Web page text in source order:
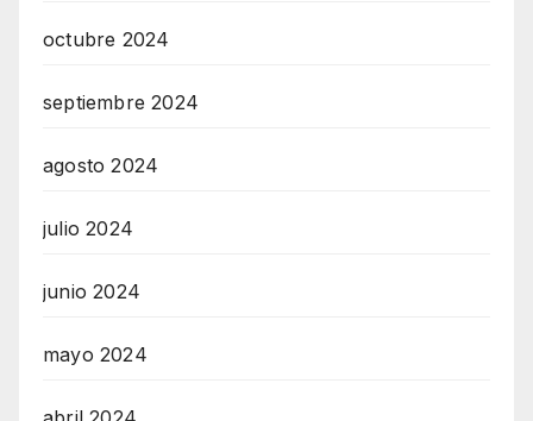
octubre 2024
septiembre 2024
agosto 2024
julio 2024
junio 2024
mayo 2024